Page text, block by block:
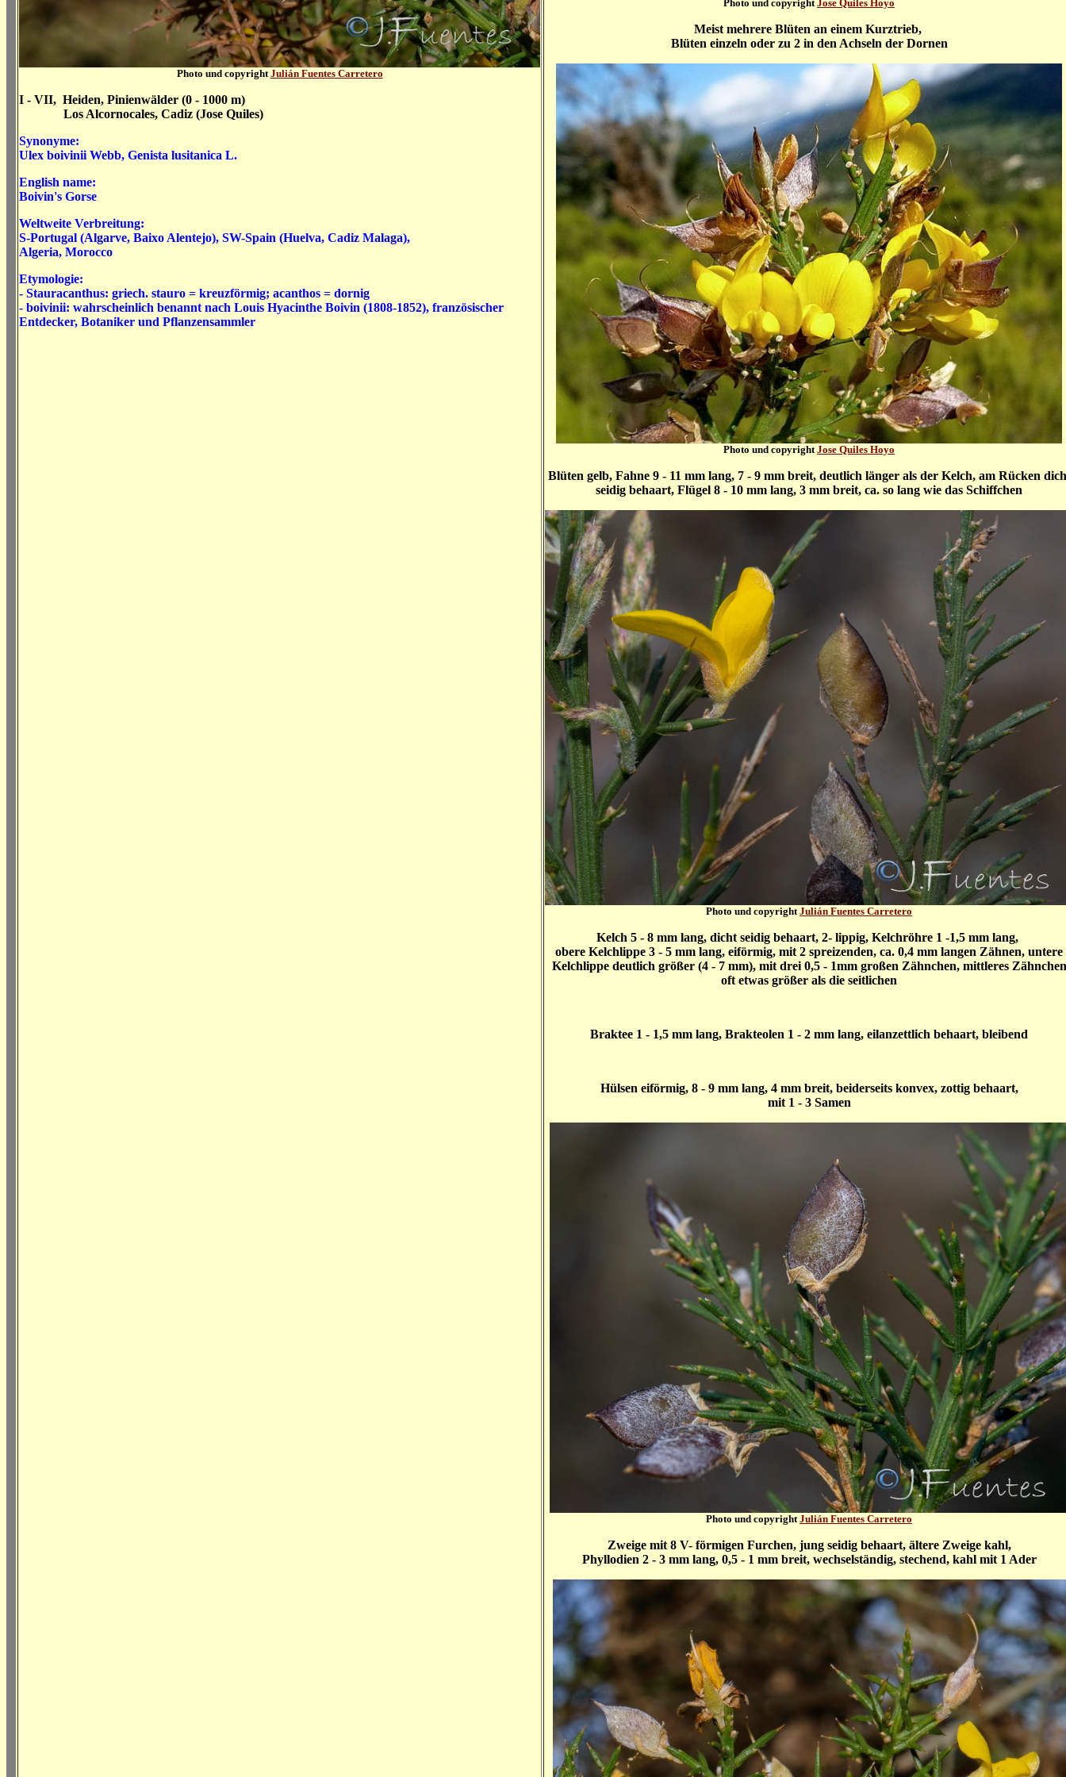
Photo und copyrightJulián Fuentes Carretero
I - VII, Heiden, Pinienwälder (0 - 1000 m)
Los Alcornocales, Cadiz (Jose Quiles)
Synonyme:
Ulex boivinii Webb, Genista lusitanica L.
English name:
Boivin's Gorse
Weltweite Verbreitung:
S-Portugal (Algarve, Baixo Alentejo), SW-Spain (Huelva, Cadiz Malaga),
Algeria, Morocco
Etymologie:
- Stauracanthus: griech. stauro = kreuzförmig; acanthos = dornig
- boivinii: wahrscheinlich benannt nach Louis Hyacinthe Boivin (1808-1852), französischer
Entdecker, Botaniker und Pflanzensammler
Photo und copyrightJose Quiles Hoyo
Meist mehrere Blüten an einem Kurztrieb,
Blüten einzeln oder zu 2 in den Achseln der Dornen
Photo und copyrightJose Quiles Hoyo
Blüten gelb, Fahne 9 - 11 mm lang, 7 - 9 mm breit, deutlich länger als der Kelch, am Rücken
seidig behaart, Flügel 8 - 10 mm lang, 3 mm breit, ca. so lang wie das Schiffchen
Photo und copyrightJulián Fuentes Carretero
Kelch 5 - 8 mm lang, dicht seidig behaart, 2- lippig, Kelchröhre 1 -1,5 mm lang,
obere Kelchlippe 3 - 5 mm lang, eiförmig, mit 2 spreizenden, ca. 0,4 mm langen Zähnen, untere
Kelchlippe deutlich größer (4 - 7 mm), mit drei 0,5 - 1mm großen Zähnchen, mittleres Zähnchen
oft etwas größer als die seitlichen
Braktee 1 - 1,5 mm lang, Brakteolen 1 - 2 mm lang, eilanzettlich behaart, bleibend
Hülsen eiförmig, 8 - 9 mm lang, 4 mm breit, beiderseits konvex, zottig behaart,
mit 1 - 3 Samen
Photo und copyrightJulián Fuentes Carretero
Zweige mit 8 V- förmigen Furchen, jung seidig behaart, ältere Zweige kahl,
Phyllodien 2 - 3 mm lang, 0,5 - 1 mm breit, wechselständig, stechend, kahl mit 1 Ader